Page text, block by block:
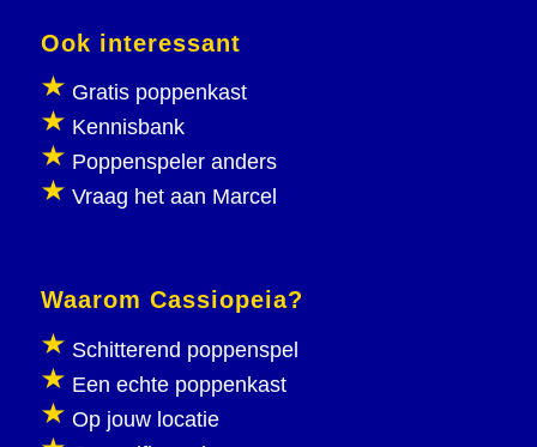
Ook interessant
Gratis poppenkast
Kennisbank
Poppenspeler anders
Vraag het aan Marcel
Waarom Cassiopeia?
Schitterend poppenspel
Een echte poppenkast
Op jouw locatie